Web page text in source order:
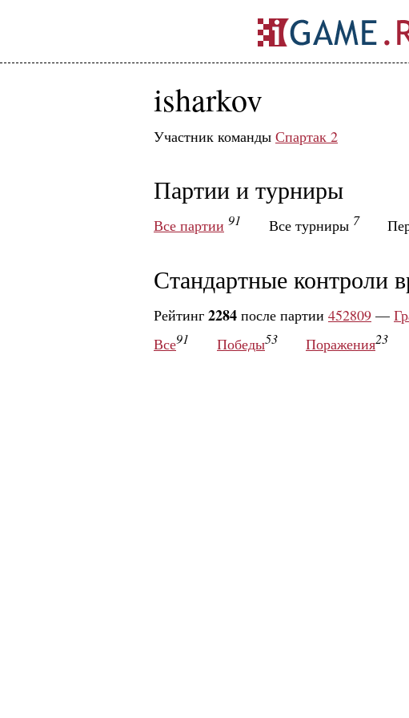
isharkov
Участник команды Спартак 2
Партии и турниры
Все партии 91 Все турниры 7
Стандартные контроли
Рейтинг 2284 после партии 452809 —
Все91 Победы53 Поражения23